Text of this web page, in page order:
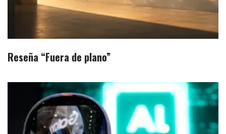
Reseña “Fuera de plano”